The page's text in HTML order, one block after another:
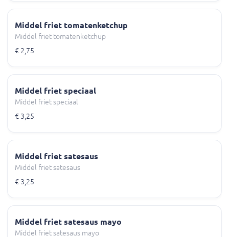
Middel friet tomatenketchup
Middel friet tomatenketchup
€ 2,75
Middel friet speciaal
Middel friet speciaal
€ 3,25
Middel friet satesaus
Middel friet satesaus
€ 3,25
Middel friet satesaus mayo
Middel friet satesaus mayo